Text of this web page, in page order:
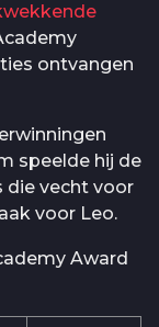
ontvangen
speelde hij de
die vecht voor
voor Leo.
Award